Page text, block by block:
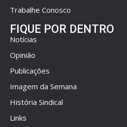
Trabalhe Conosco
FIQUE POR DENTRO
Notícias
Opinião
Publicações
Imagem da Semana
História Sindical
Links